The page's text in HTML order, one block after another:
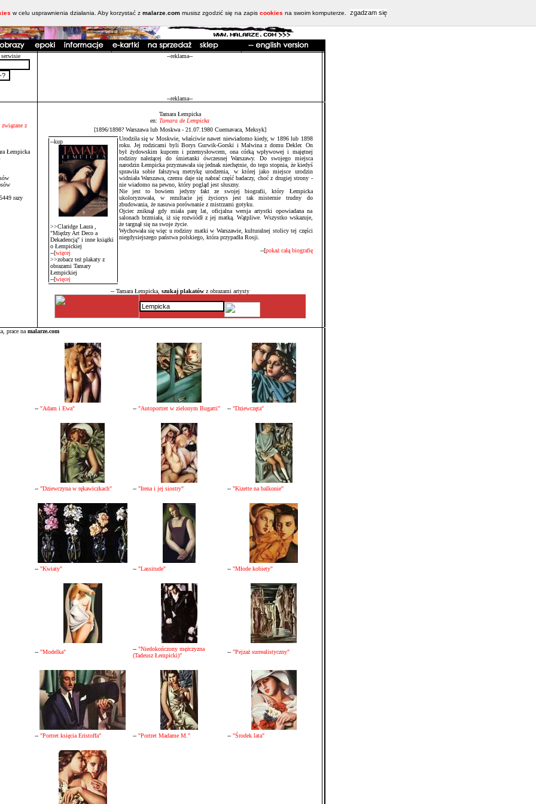
--reklama--
--reklama--
z
Łempicka
razy
Tamara Łempicka
en: Tamara de Lempicka
[1896/1898? Warszawa lub Moskwa - 21.07.1980 Cuernavaca, Meksyk]
--kup
>>Claridge Laura ,
"Między Art Deco a
Dekadencją" i inne książki
o Łempickiej
--[więcej
>>zobacz też plakaty z
obrazami Tamary
Łempickiej
--[więcej
Urodziła się w Moskwie, właściwie nawet niewiadomo kiedy, w 1896 lub 1898
roku. Jej rodzicami byli Borys Gurwik-Gorski i Malwina z domu Dekler. On
był żydowskim kupcem i przemysłowcem, ona córką wpływowej i majętnej
rodziny należącej do śmietanki ówczesnej Warszawy. Do swojego miejsca
narodzin Łempicka przyznawała się jednak niechętnie, do tego stopnia, że kiedyś
sprawiła sobie fałszywą metrykę urodzenia, w której jako miejsce urodzin
widniała Warszawa, czemu daje się nabrać część badaczy, choć z drugiej strony -
nie wiadomo na pewno, który pogląd jest słuszny.
Nie jest to bowiem jedyny fakt ze swojej biografii, który Łempicka
ukoloryzowała, w rezultacie jej życiorys jest tak misternie trudny do
zbudowania, że nasuwa porównanie z mistrzami gotyku.
Ojciec zniknął gdy miała parę lat, oficjalna wersja artystki opowiadana na
salonach brzmiała, iż się rozwiódł z jej matką. Wątpliwe. Wszystko wskazuje,
że targnął się na swoje życie.
Wychowała się więc u rodziny matki w Warszawie, kulturalnej stolicy tej części
niegdysiejszego państwa polskiego, która przypadła Rosji.
--[pokaż całą biografię
-- Tamara Łempicka, szukaj plakatówz obrazami artysty
prace na malarze.com
-- "Adam i Ewa" -- "Autoportret w zielonym Bugatti" -- "Dziewczęta"
-- "Dziewczyna w rękawiczkach" -- "Irena i jej siostry" -- "Kizette na balkonie"
-- "Kwiaty" -- "Lassitude" -- "Młode kobiety"
-- "Modelka" -- "Niedokończony mężczyzna
(Tadeusz Łempicki)"
-- "Pejzaż surrealistyczny"
-- "Portret księcia Eristoffa" -- "Portret Madame M." -- "Środek lata"
w celu usprawnienia działania. Aby korzystać z malarze.com musisz zgodzić się na zapis cookies na swoim komputerze. zgadzam się